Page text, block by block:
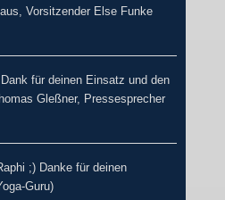
Vorsitzender Else Funke
für deinen Einsatz und den
Gleßner, Pressesprecher
;) Danke für deinen
Guru)